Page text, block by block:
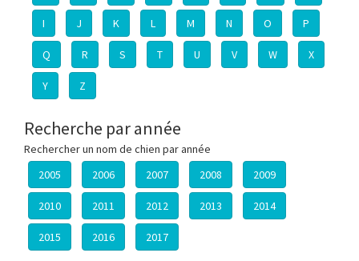
I J K L M N O P
Q R S T U V W X
Y Z
Recherche par année
Rechercher un nom de chien par année
2005
2006 2007 2008 2009
2010 2011 2012 2013 2014
2015 2016 2017